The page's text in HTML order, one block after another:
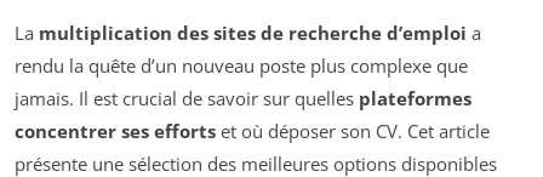
La multiplication des sites de recherche d’emploi a
rendu la quête d’un nouveau poste plus complexe que
jamais. Il est crucial de savoir sur quelles plateformes
concentrer ses efforts et où déposer son CV. Cet article
présente une sélection des meilleures options disponibles